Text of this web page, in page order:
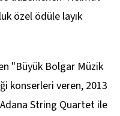
özel ödüle layık
"Büyük Bolgar Müzik
konserleri veren, 2013
String Quartet ile